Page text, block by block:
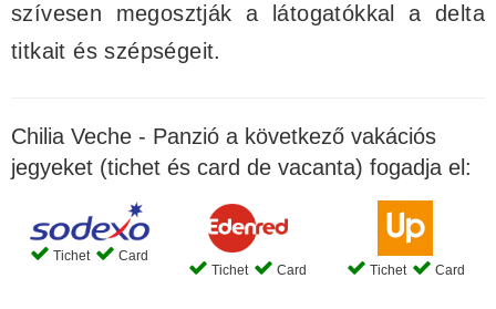
szívesen megosztják a látogatókkal a delta
titkait és szépségeit.
Chilia Veche - Panzió a következő vakációs
jegyeket (tichet és card de vacanta) fogadja el:
Tichet
Card
Tichet
Card Tichet Card